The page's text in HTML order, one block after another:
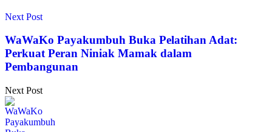
Next Post
WaWaKo Payakumbuh Buka Pelatihan Adat:
Perkuat Peran Niniak Mamak dalam
Pembangunan
Next Post